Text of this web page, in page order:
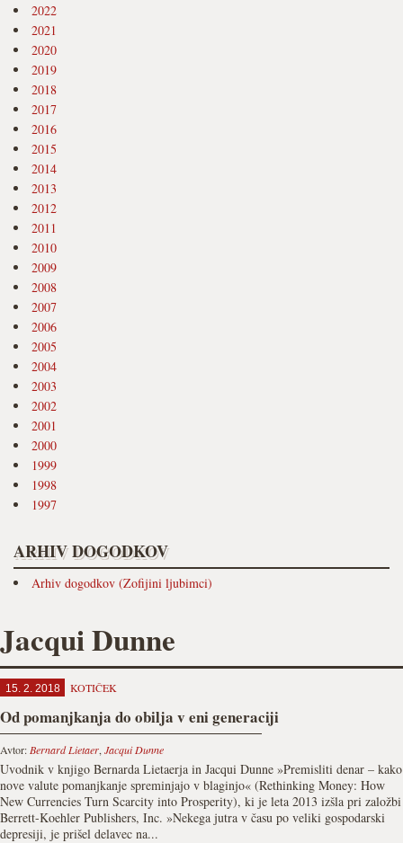
2022
2021
2020
2019
2018
2017
2016
2015
2014
2013
2012
2011
2010
2009
2008
2007
2006
2005
2004
2003
2002
2001
2000
1999
1998
1997
ARHIV DOGODKOV
Arhiv dogodkov (Zofijini ljubimci)
Jacqui Dunne
15. 2. 2018 KOTIČEK
Od pomanjkanja do obilja v eni generaciji
Avtor: Bernard Lietaer, Jacqui Dunne
Uvodnik v knjigo Bernarda Lietaerja in Jacqui Dunne »Premisliti denar – kako
nove valute pomanjkanje spreminjajo v blaginjo« (Rethinking Money: How
New Currencies Turn Scarcity into Prosperity), ki je leta 2013 izšla pri založbi
Berrett-Koehler Publishers, Inc. »Nekega jutra v času po veliki gospodarski
depresiji, je prišel delavec na...